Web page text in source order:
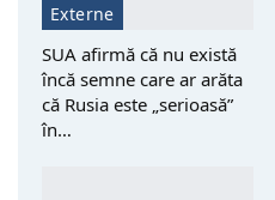
Externe
SUA afirmă că nu există
încă semne care ar arăta
că Rusia este „serioasă”
în…